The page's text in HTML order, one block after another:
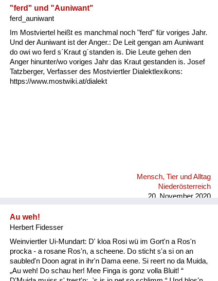
"ferd" und "Auniwant"
ferd_auniwant
Im Mostviertel heißt es manchmal noch "ferd" für voriges Jahr.
Und der Auniwant ist der Anger.: De Leit gengan am Auniwant
do owi wo ferd s´Kraut g´standen is. Die Leute gehen den
Anger hinunter/wo voriges Jahr das Kraut gestanden is. Josef
Tatzberger, Verfasser des Mostviertler Dialektlexikons:
https://www.mostwiki.at/dialekt
Mensch, Tier und Alltag
Niederösterreich
20. November 2020
Au weh!
Herbert Fidesser
Weinviertler Ui-Mundart: D' kloa Rosi wü im Gort'n a Ros'n
procka - a rosane Ros'n, a scheene. Do sticht s'a si on an
saubled'n Doon agrat in ihr'n Dama eene. Si reert no da Muida,
„Au weh! Do schau her! Mee Finga is gonz volla Bluit! “